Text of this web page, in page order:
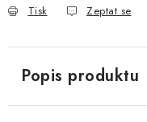
Tisk Zeptat se
Popis produktu